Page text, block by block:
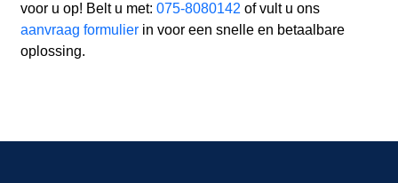
voor u op! Belt u met: 075-8080142 of vult u ons
aanvraag formulierin voor een snelle en betaalbare
oplossing.